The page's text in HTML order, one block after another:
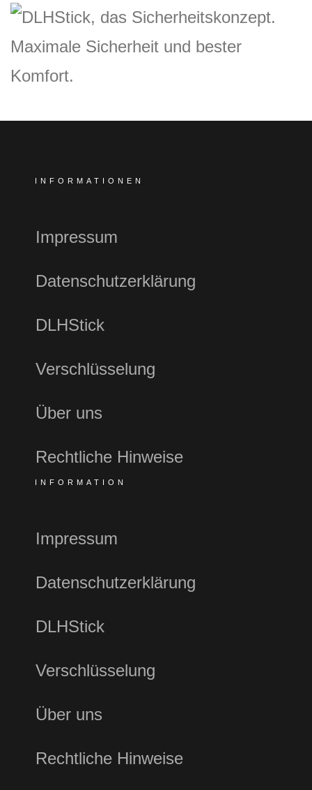
INFORMATIONEN
Impressum
Datenschutzerklärung
DLHStick
Verschlüsselung
Über uns
Rechtliche Hinweise
INFORMATION
Impressum
Datenschutzerklärung
DLHStick
Verschlüsselung
Über uns
Rechtliche Hinweise